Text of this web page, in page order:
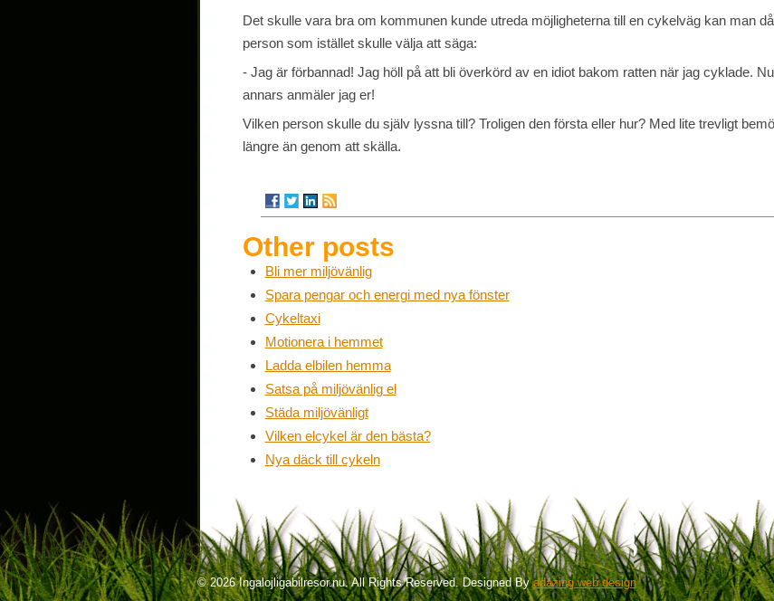
Det skulle vara bra om kommunen kunde utreda möjligheterna till en cykelväg kan man
person som istället skulle välja att säga:
- Jag är förbannad! Jag höll på att bli överkörd av en idiot bakom ratten när jag cyklade.
annars anmäler jag er!
Vilken person skulle du själv lyssna till? Troligen den första eller hur? Med lite trevligt
längre än genom att skälla.
Other posts
Bli mer miljövänlig
Spara pengar och energi med nya fönster
Cykeltaxi
Motionera i hemmet
Ladda elbilen hemma
Satsa på miljövänlig el
Städa miljövänligt
Vilken elcykel är den bästa?
Nya däck till cykeln
© 2026 Ingalojligabilresor.nu. All Rights Reserved. Designed Byadazing web design